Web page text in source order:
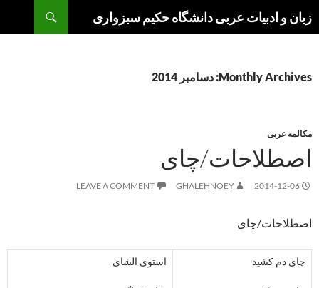
toزبان و ادبیات عربی دانشگاه حکیم سبزواری
Monthly Archives: دسامبر 2014
مکالمه عربی
اصطلاحات/چای
2014-12-06
GHALEHNOEY
LEAVE A COMMENT
اصطلاحات/چای
چای دم کشید استوی الشاي